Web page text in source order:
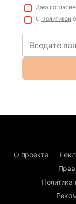
Даю согласие
С Политикой
О проекте
Политика